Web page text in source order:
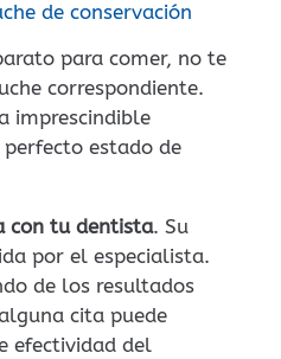
de conservación
para comer, no te
correspondiente.
imprescindible
estado de
con tu dentista. Su
por el especialista.
de los resultados
cita puede
efectividad del